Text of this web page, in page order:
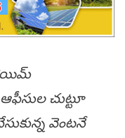
చుట్టూ
వెంటనే